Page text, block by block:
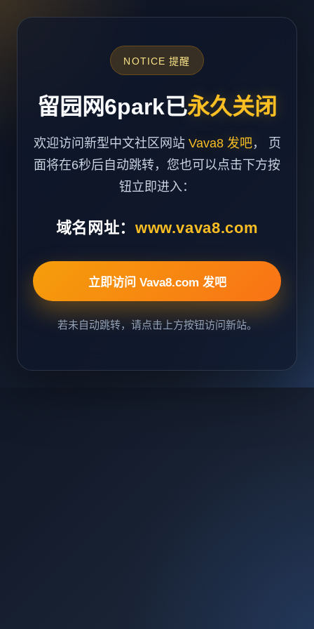
NOTICE 提醒
留园网6park已永久关闭
欢迎访问新型中文社区网站 Vava8 发吧， 页
面将在6秒后自动跳转，您也可以点击下方按
钮立即进入：
域名网址： www.vava8.com
立即访问 Vava8.com 发吧
若未自动跳转，请点击上方按钮访问新站。